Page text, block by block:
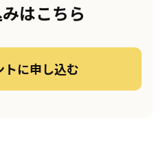
はこちら
トに申し込む